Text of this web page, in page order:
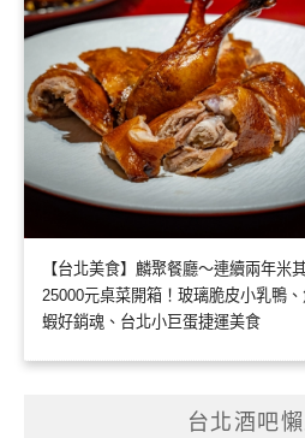
【台北美食】麟聚餐廳～連續兩年米
25000元桌菜開箱！玻璃脆皮小乳鴨
蝦好銷魂、台北小巨蛋捷運美食
台北酒吧